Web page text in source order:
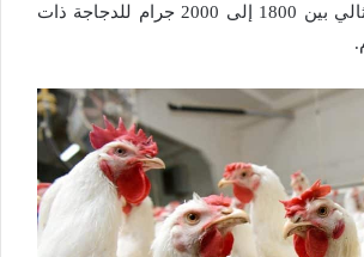
فيتراوح الوزن المثالي بين 1800 إلى 2000 جرام للدجاجة ذات